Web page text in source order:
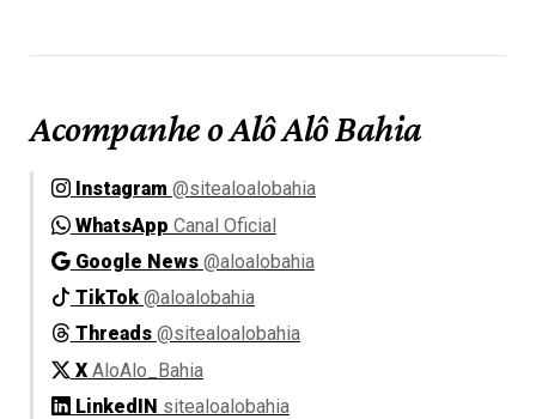
Acompanhe o Alô Alô Bahia
Instagram @sitealoalobahia
WhatsApp Canal Oficial
Google News @aloalobahia
TikTok @aloalobahia
Threads @sitealoalobahia
X AloAlo_Bahia
LinkedIN sitealoalobahia